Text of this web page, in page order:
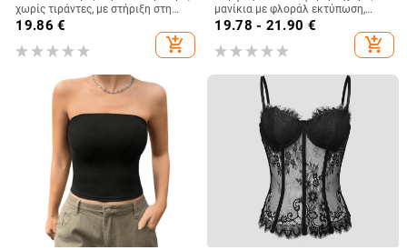
χωρίς τιράντες, με στήριξη στη
μέση, ultra-short μήκος,
19.86 €
add_shopping_cart
μανίκια με φλοράλ εκτύπωση,
λεπτές τιράντες και λεπτομέρεια
δέσιμου, μίνι μήκος, γραμμή Α,
casual
19.78 - 21.90 €
add_shopping_cart